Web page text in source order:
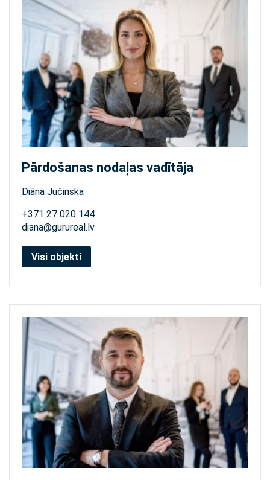
Pārdošanas nodaļas vadītāja
Diāna Jučinska
+371 27 020 144
diana@gurureal.lv
Visi objekti